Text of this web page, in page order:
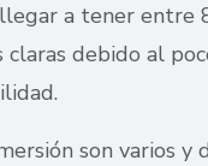
a tener entre
claras debido al
son varios y